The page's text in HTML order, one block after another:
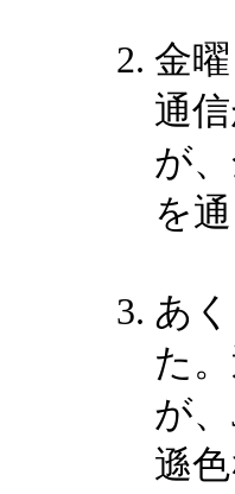
金
通
が
を
あ
た
が
遜